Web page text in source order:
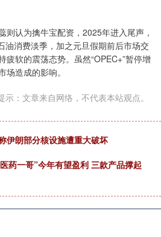
认为擒牛宝配资，2025年进入尾声，
油消费淡季，加之元旦假期前后市场交
疲软的震荡态势。虽然“OPEC+”暂停增
造成的影响。
示：文章来自网络，不代表本站观点。
伊朗部分核设施遭重大破坏
药一哥”今年有望盈利 三款产品撑起